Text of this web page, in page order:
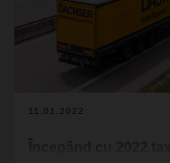
11.01.2022